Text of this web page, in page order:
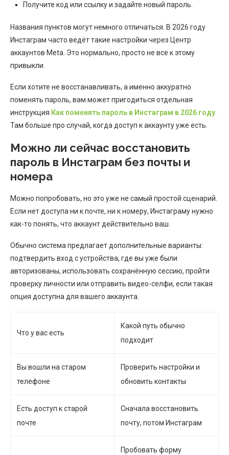
Получите код или ссылку и задайте новый пароль.
Названия пунктов могут немного отличаться. В 2026 году
Инстаграм часто ведёт такие настройки через Центр
аккаунтов Meta. Это нормально, просто не все к этому
привыкли.
Если хотите не восстанавливать, а именно аккуратно
поменять пароль, вам может пригодиться отдельная
инструкция Как поменять пароль в Инстаграм в 2026 году.
Там больше про случай, когда доступ к аккаунту уже есть.
Можно ли сейчас восстановить
пароль в Инстаграм без почты и
номера
Можно попробовать, но это уже не самый простой сценарий.
Если нет доступа ни к почте, ни к номеру, Инстаграму нужно
как-то понять, что аккаунт действительно ваш.
Обычно система предлагает дополнительные варианты:
подтвердить вход с устройства, где вы уже были
авторизованы, использовать сохранённую сессию, пройти
проверку личности или отправить видео-селфи, если такая
опция доступна для вашего аккаунта.
Что у вас есть
Какой путь обычно
подходит
Вы вошли на старом
телефоне
Проверить настройки и
обновить контакты
Есть доступ к старой
почте
Сначала восстановить
почту, потом Инстаграм
Пробовать форму